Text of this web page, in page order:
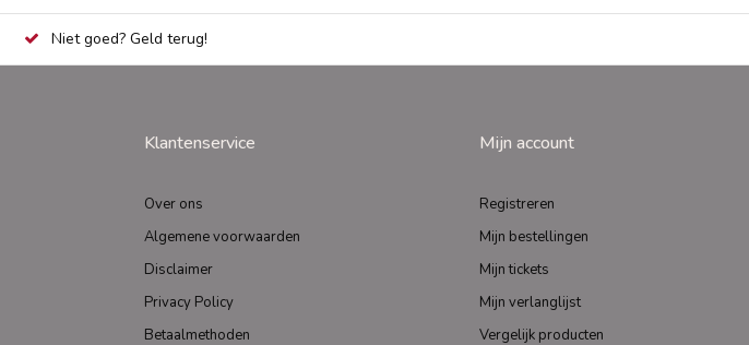
Niet goed? Geld terug!
Klantenservice
Over ons
Algemene voorwaarden
Disclaimer
Privacy Policy
Betaalmethoden
Mijn account
Registreren
Mijn bestellingen
Mijn tickets
Mijn verlanglijst
Vergelijk producten